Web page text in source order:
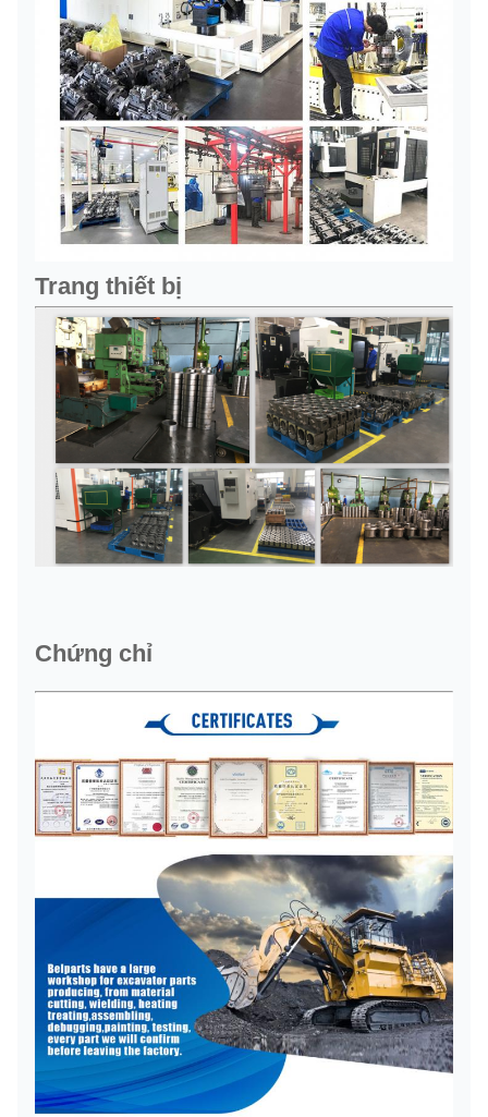
Trang thiết bị
Chứng chỉ